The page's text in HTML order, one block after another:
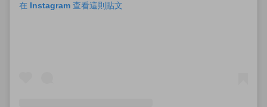
在 Instagram 查看這則貼文